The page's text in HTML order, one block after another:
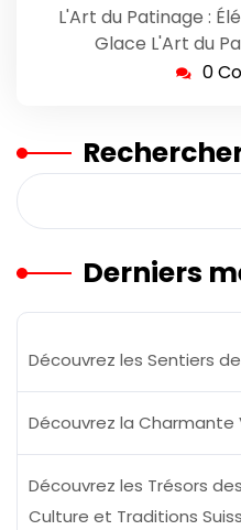
L'Art du Patinage :
Glace L'Art du
0
Derniers
Découvrez les Sentiers
Découvrez la Charmante
Découvrez les Trésors
Culture et Traditions